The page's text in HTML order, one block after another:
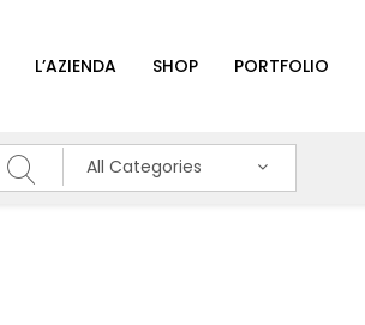
L’AZIENDA SHOP PORTFOLIO
All Categories